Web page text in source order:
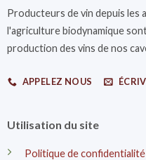
Producteurs de vin depuis les
l'agriculture biodynamique
production des vins de nos
APPELEZ NOUS
Utilisation du site
Politique de confidentialité